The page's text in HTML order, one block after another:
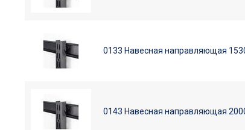
0133 Навесная направляющая
0143 Навесная направляющая